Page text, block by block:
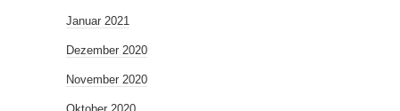
Januar 2021
Dezember 2020
November 2020